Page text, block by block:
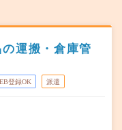
運搬・倉庫管
登録OK 派遣